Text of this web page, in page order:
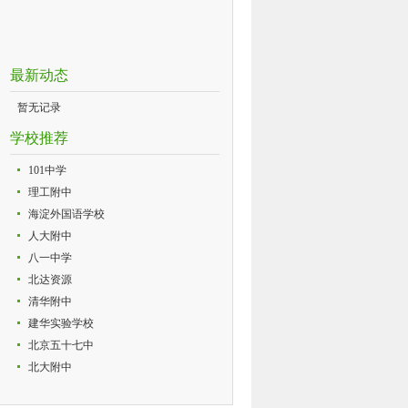
最新动态
暂无记录
学校推荐
101中学
理工附中
海淀外国语学校
人大附中
八一中学
北达资源
清华附中
建华实验学校
北京五十七中
北大附中